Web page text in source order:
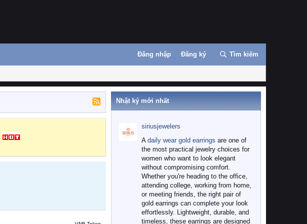
Đăng nhập Đăng ký Tìm kiếm
Nhật ký mới nhất
siriusjewelers
A daily wear gold earrings are one of
the most practical jewelry choices for
women who want to look elegant
without compromising comfort.
Whether you're heading to the office,
attending college, working from home,
or meeting friends, the right pair of
gold earrings can complete your look
effortlessly. Lightweight, durable, and
timeless, these earrings are designed